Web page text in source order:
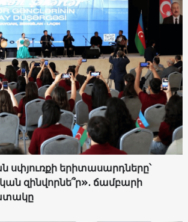
սփյուռքի երիտասարդները՝
զինվորնե՞ր»․ ճամբարի